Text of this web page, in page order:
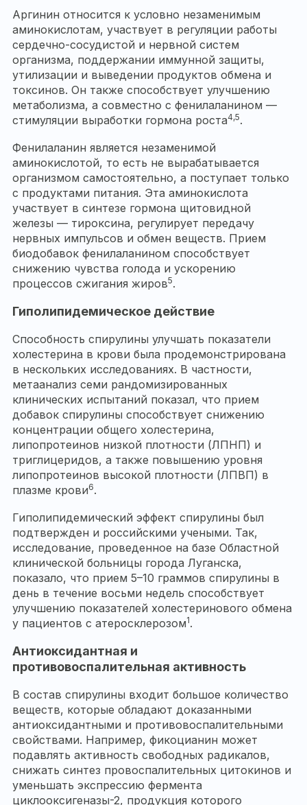
Аргинин относится к условно незаменимым
аминокислотам, участвует в регуляции работы
сердечно-сосудистой и нервной систем
организма, поддержании иммунной защиты,
утилизации и выведении продуктов обмена и
токсинов. Он также способствует улучшению
метаболизма, а совместно с фенилаланином —
стимуляции выработки гормона роста4,5.
Фенилаланин является незаменимой
аминокислотой, то есть не вырабатывается
организмом самостоятельно, а поступает только
с продуктами питания. Эта аминокислота
участвует в синтезе гормона щитовидной
железы — тироксина, регулирует передачу
нервных импульсов и обмен веществ. Прием
биодобавок фенилаланином способствует
снижению чувства голода и ускорению
процессов сжигания жиров5.
Гиполипидемическое действие
Способность спирулины улучшать показатели
холестерина в крови была продемонстрирована
в нескольких исследованиях. В частности,
метаанализ семи рандомизированных
клинических испытаний показал, что прием
добавок спирулины способствует снижению
концентрации общего холестерина,
липопротеинов низкой плотности (ЛПНП) и
триглицеридов, а также повышению уровня
липопротеинов высокой плотности (ЛПВП) в
плазме крови6.
Гиполипидемический эффект спирулины был
подтвержден и российскими учеными. Так,
исследование, проведенное на базе Областной
клинической больницы города Луганска,
показало, что прием 5–10 граммов спирулины в
день в течение восьми недель способствует
улучшению показателей холестеринового обмена
у пациентов с атеросклерозом1.
Антиоксидантная и
противовоспалительная активность
В состав спирулины входит большое количество
веществ, которые обладают доказанными
антиоксидантными и противовоспалительными
свойствами. Например, фикоцианин может
подавлять активность свободных радикалов,
снижать синтез провоспалительных цитокинов и
уменьшать экспрессию фермента
циклооксигеназы-2, продукция которого